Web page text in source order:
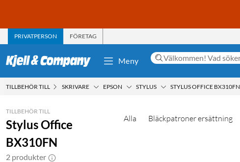
PRIVATPERSON FÖRETAG
Meny
TILLBEHÖR TILL SKRIVARE EPSON STYLUS STYLUS OFFICE BX310FN
TILLBEHÖR TILL
Stylus Office
BX310FN
2 produkter
Alla Bläckpatroner ersättning